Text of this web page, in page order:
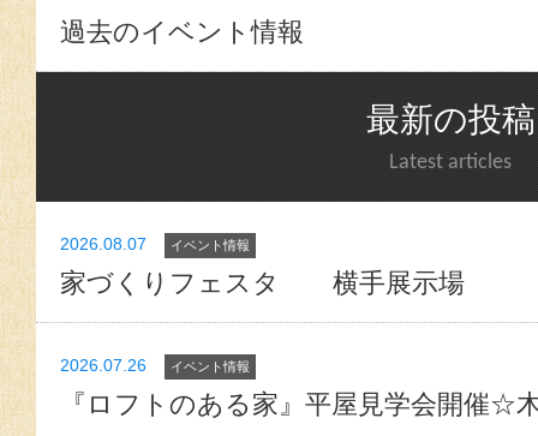
過去のイベント情報
最新の投稿
Latest articles
2026.08.07 イベント情報
家づくりフェスタ 横手展示場
2026.07.26 イベント情報
『ロフトのある家』平屋見学会開催☆